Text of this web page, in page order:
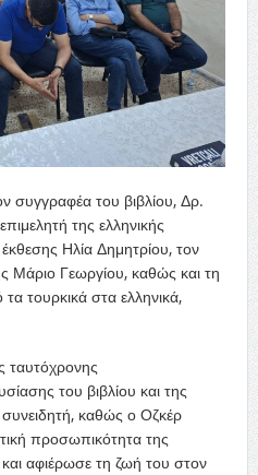
συγγραφέα του βιβλίου, Δρ.
της ελληνικής
έκθεσης Ηλία Δημητρίου, τον
Μάριο Γεωργίου, καθώς και τη
τουρκικά στα ελληνικά,
ταυτόχρονης
του βιβλίου και της
καθώς ο Οζκέρ
προσωπικότητα της
αφιέρωσε τη ζωή του στον